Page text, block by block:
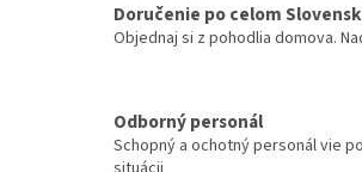
Doručenie po celom
Objednaj si z pohodlia domova.
Odborný personál
Schopný a ochotný personál vie